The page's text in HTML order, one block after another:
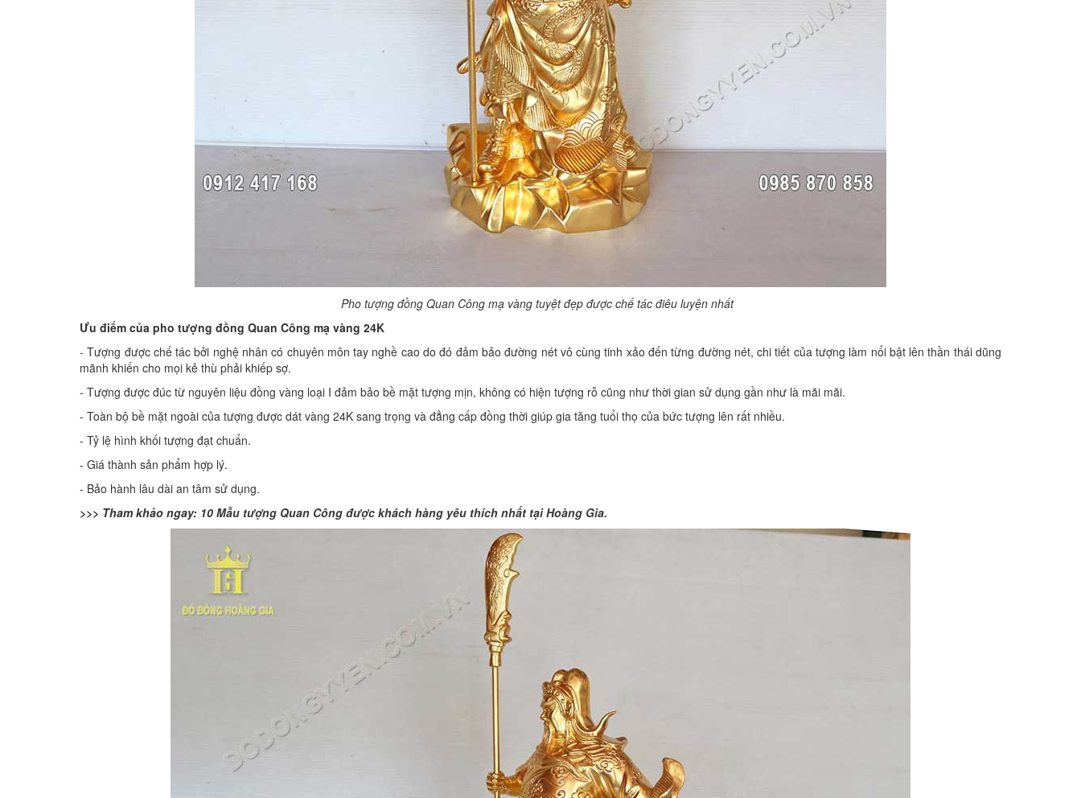
Pho tượng đồng Quan Công mạ vàng tuyệt đẹp được chế tác điêu luyện nhất
Ưu điểm của pho tượng đồng Quan Công mạ vàng 24K
-Tượng được chế tác bởi nghệ nhân có chuyên môn tay nghề cao do đó đảm bảo đường nét vô cùng tinh xảo đến từng đường nét, chi tiết của tượng làm nổi bật lên thần thái dũng
mãnh khiến cho mọi kẻ thù phải khiếp sợ.
- Tượng được đúc từ nguyên liệu đồng vàng loại I đảm bảo bề mặt tượng mịn, không có hiện tượng rỗ cũng như thời gian sử dụng gần như là mãi mãi.
- Toàn bộ bề mặt ngoài của tượng được dát vàng 24K sang trọng và đẳng cấp đồng thời giúp gia tăng tuổi thọ của bức tượng lên rất nhiều.
- Tỷ lệ hình khối tượng đạt chuẩn.
- Giá thành sản phẩm hợp lý.
- Bảo hành lâu dài an tâm sử dụng.
>>> Tham khảo ngay: 10 Mẫu tượng Quan Công được khách hàng yêu thích nhất tại Hoàng Gia.